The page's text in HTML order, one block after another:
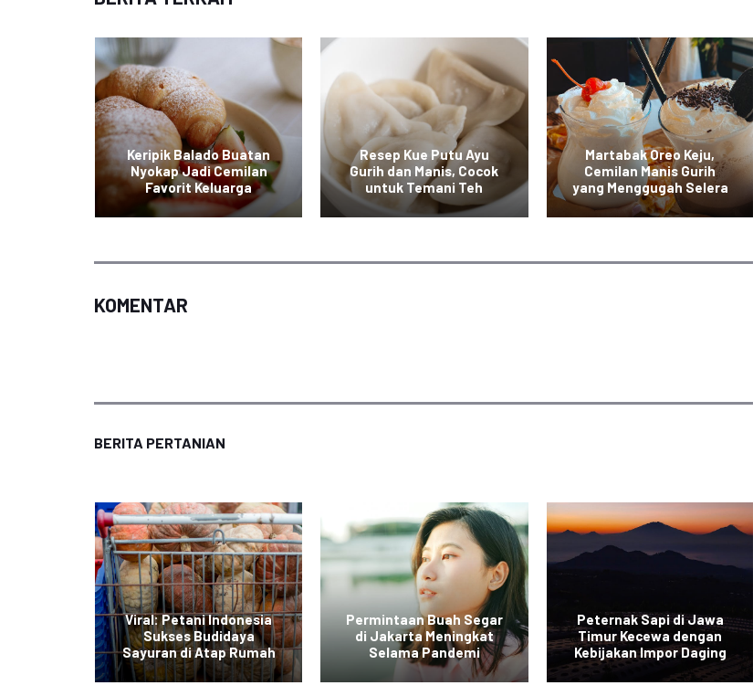
Keripik Balado Buatan
Nyokap Jadi Cemilan
Favorit Keluarga
Resep Kue Putu Ayu
Gurih dan Manis, Cocok
untuk Temani Teh
Martabak Oreo Keju,
Cemilan Manis Gurih
yang Menggugah Selera
KOMENTAR
BERITA PERTANIAN
Viral: Petani Indonesia
Sukses Budidaya
Sayuran di Atap Rumah
Permintaan Buah Segar
di Jakarta Meningkat
Selama Pandemi
Peternak Sapi di Jawa
Timur Kecewa dengan
Kebijakan Impor Daging